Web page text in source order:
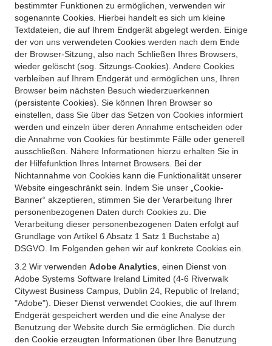
bestimmter Funktionen zu ermöglichen, verwenden wir
sogenannte Cookies. Hierbei handelt es sich um kleine
Textdateien, die auf Ihrem Endgerät abgelegt werden. Einige
der von uns verwendeten Cookies werden nach dem Ende
der Browser-Sitzung, also nach Schließen Ihres Browsers,
wieder gelöscht (sog. Sitzungs-Cookies). Andere Cookies
verbleiben auf Ihrem Endgerät und ermöglichen uns, Ihren
Browser beim nächsten Besuch wiederzuerkennen
(persistente Cookies). Sie können Ihren Browser so
einstellen, dass Sie über das Setzen von Cookies informiert
werden und einzeln über deren Annahme entscheiden oder
die Annahme von Cookies für bestimmte Fälle oder generell
ausschließen. Nähere Informationen hierzu erhalten Sie in
der Hilfefunktion Ihres Internet Browsers. Bei der
Nichtannahme von Cookies kann die Funktionalität unserer
Website eingeschränkt sein. Indem Sie unser „Cookie-
Banner“ akzeptieren, stimmen Sie der Verarbeitung Ihrer
personenbezogenen Daten durch Cookies zu. Die
Verarbeitung dieser personenbezogenen Daten erfolgt auf
Grundlage von Artikel 6 Absatz 1 Satz 1 Buchstabe a)
DSGVO. Im Folgenden gehen wir auf konkrete Cookies ein.
3.2 Wir verwenden Adobe Analytics , einen Dienst von
Adobe Systems Software Ireland Limited (4-6 Riverwalk
Citywest Business Campus, Dublin 24, Republic of Ireland;
"Adobe"). Dieser Dienst verwendet Cookies, die auf Ihrem
Endgerät gespeichert werden und die eine Analyse der
Benutzung der Website durch Sie ermöglichen. Die durch
den Cookie erzeugten Informationen über Ihre Benutzung